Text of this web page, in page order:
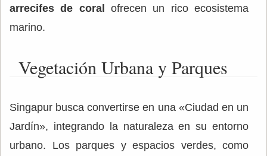
arrecifes de coral
ofrecen un rico ecosistema
marino.
Vegetación Urbana y Parques
Singapur busca convertirse en una «Ciudad en un
Jardín», integrando la naturaleza en su entorno
urbano. Los parques y espacios verdes, como